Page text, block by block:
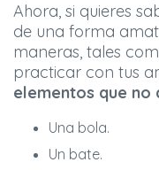
Ahora, si quieres
de una forma
maneras, tales
practicar con tus
elementos que
Una bola.
Un bate.